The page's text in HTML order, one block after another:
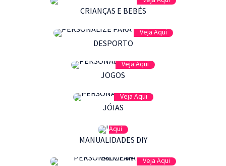
CRIANÇAS E BEBÉS
Veja Aqui
DESPORTO
Veja Aqui
JOGOS
Veja Aqui
JÓIAS
Aqui
MANUALIDADES DIY
Veja Aqui